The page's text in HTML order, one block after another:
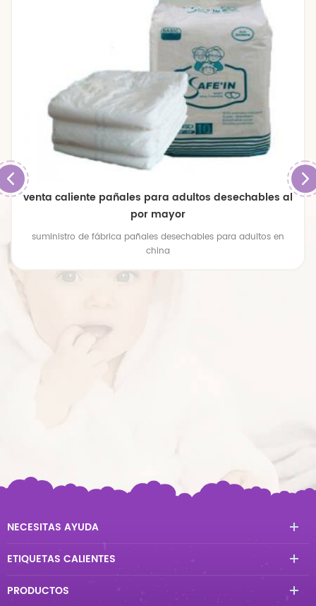
venta caliente pañales para adultos desechables al
por mayor
suministro de fábrica pañales desechables para adultos en
china
NECESITAS AYUDA
ETIQUETAS CALIENTES
PRODUCTOS